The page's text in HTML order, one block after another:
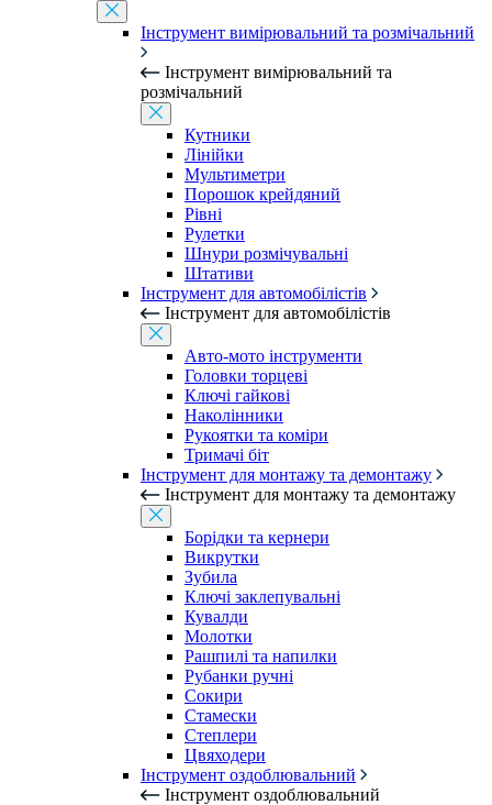
Інструмент вимірювальний та розмічальний
Інструмент вимірювальний та
розмічальний
Кутники
Лінійки
Мультиметри
Порошок крейдяний
Рівні
Рулетки
Шнури розмічувальні
Штативи
Інструмент для автомобілістів
Інструмент для автомобілістів
Авто-мото інструменти
Головки торцеві
Ключі гайкові
Наколінники
Рукоятки та коміри
Тримачі біт
Інструмент для монтажу та демонтажу
Інструмент для монтажу та демонтажу
Борідки та кернери
Викрутки
Зубила
Ключі заклепувальні
Кувалди
Молотки
Рашпилі та напилки
Рубанки ручні
Сокири
Стамески
Степлери
Цвяходери
Інструмент оздоблювальний
Інструмент оздоблювальний